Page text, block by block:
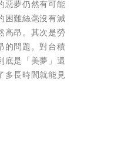
惡夢仍然有可能
困難絲毫沒有減
高昂。其次是勞
的問題。對台積
底是「美夢」還
多長時間就能見